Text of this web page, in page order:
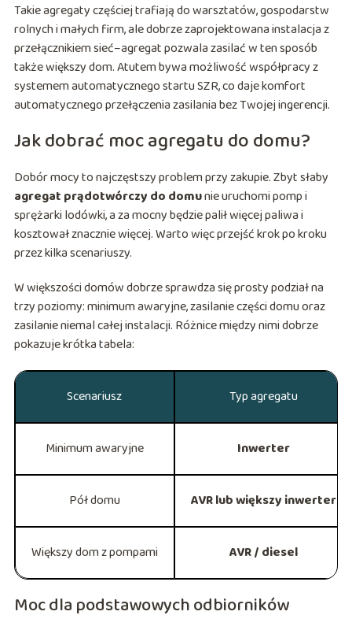
Takie agregaty częściej trafiają do warsztatów, gospodarstw
rolnych i małych firm, ale dobrze zaprojektowana instalacja z
przełącznikiem sieć–agregat pozwala zasilać w ten sposób
także większy dom. Atutem bywa możliwość współpracy z
systemem automatycznego startu SZR, co daje komfort
automatycznego przełączenia zasilania bez Twojej ingerencji.
Jak dobrać moc agregatu do domu?
Dobór mocy to najczęstszy problem przy zakupie. Zbyt słaby
agregat prądotwórczy do domunie uruchomi pomp i
sprężarki lodówki, a za mocny będzie palił więcej paliwa i
kosztował znacznie więcej. Warto więc przejść krok po kroku
przez kilka scenariuszy.
W większości domów dobrze sprawdza się prosty podział na
trzy poziomy: minimum awaryjne, zasilanie części domu oraz
zasilanie niemal całej instalacji. Różnice między nimi dobrze
pokazuje krótka tabela:
Scenariusz Typ agregatu
Minimum awaryjne Inwerter
Pół domu AVR lub większy inwerter
Większy dom z pompami AVR / diesel
Moc dla podstawowych odbiorników